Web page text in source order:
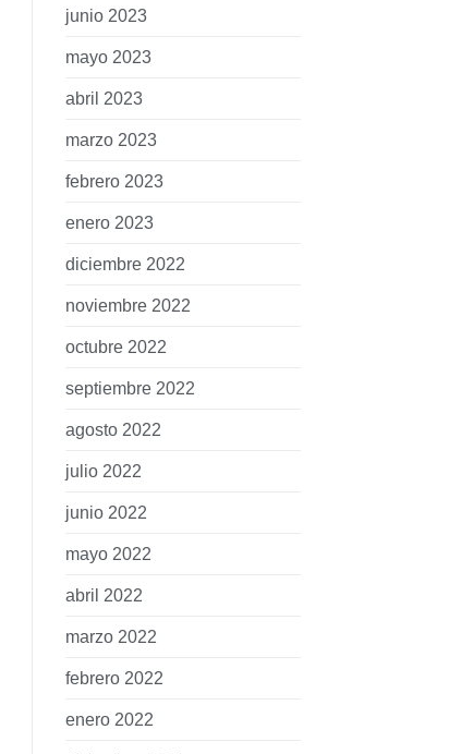
junio 2023
mayo 2023
abril 2023
marzo 2023
febrero 2023
enero 2023
diciembre 2022
noviembre 2022
octubre 2022
septiembre 2022
agosto 2022
julio 2022
junio 2022
mayo 2022
abril 2022
marzo 2022
febrero 2022
enero 2022